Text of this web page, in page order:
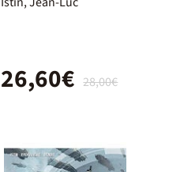
28,00€
26,60€